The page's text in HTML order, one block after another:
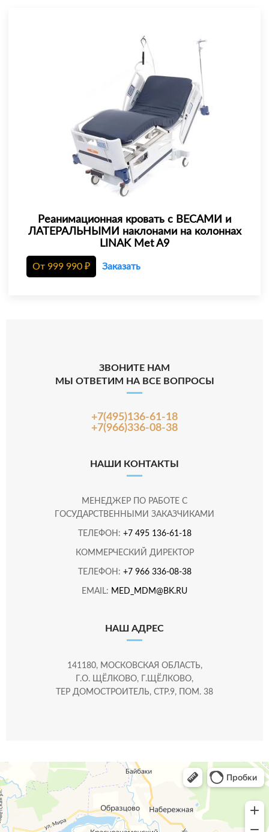
Реанимационная кровать с ВЕСАМИ и
ЛАТЕРАЛЬНЫМИ наклонами на колоннах
LINAK Met A9
От 999 990 ₽ Заказать
ЗВОНИТЕ НАМ
МЫ ОТВЕТИМ НА ВСЕ ВОПРОСЫ
+7(495)136-61-18
+7(966)336-08-38
НАШИ КОНТАКТЫ
МЕНЕДЖЕР ПО РАБОТЕ С
ГОСУДАРСТВЕННЫМИ ЗАКАЗЧИКАМИ
ТЕЛЕФОН: +7 495 136-61-18
КОММЕРЧЕСКИЙ ДИРЕКТОР
ТЕЛЕФОН: +7 966 336-08-38
EMAIL: MED_MDM@BK.RU
НАШ АДРЕС
141180, МОСКОВСКАЯ ОБЛАСТЬ,
Г.О. ЩЁЛКОВО, Г.ЩЁЛКОВО,
ТЕР ДОМОСТРОИТЕЛЬ, СТР.9, ПОМ. 38